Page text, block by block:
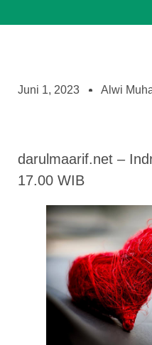
Juni 1, 2023 Alwi
darulmaarif.net –
17.00 WIB